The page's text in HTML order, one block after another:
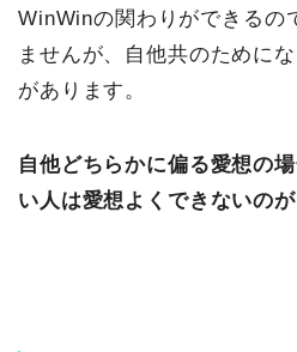
WinWinの関わりができるの
ませんが、自他共のために
があります。
自他どちらかに偏る愛想の
い人は愛想よくできないのが